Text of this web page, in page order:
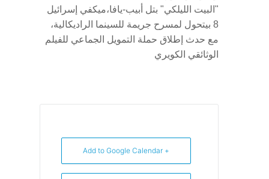
"البيت الليلكي" بتل أبيب-يافا،ميكفي إسرائيل
8 بيتحول لمسرح جريمة للسينما الراديكالية،
مع حدث إطلاق حملة التمويل الجماعي للفيلم
الوثائقي الكويري
+ Add to Google Calendar